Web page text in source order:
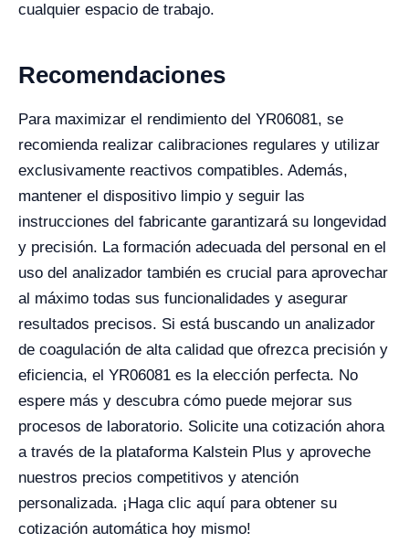
cualquier espacio de trabajo.
Recomendaciones
Para maximizar el rendimiento del YR06081, se
recomienda realizar calibraciones regulares y utilizar
exclusivamente reactivos compatibles. Además,
mantener el dispositivo limpio y seguir las
instrucciones del fabricante garantizará su longevidad
y precisión. La formación adecuada del personal en el
uso del analizador también es crucial para aprovechar
al máximo todas sus funcionalidades y asegurar
resultados precisos. Si está buscando un analizador
de coagulación de alta calidad que ofrezca precisión y
eficiencia, el YR06081 es la elección perfecta. No
espere más y descubra cómo puede mejorar sus
procesos de laboratorio. Solicite una cotización ahora
a través de la plataforma Kalstein Plus y aproveche
nuestros precios competitivos y atención
personalizada. ¡Haga clic aquí para obtener su
cotización automática hoy mismo!